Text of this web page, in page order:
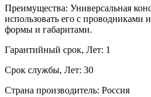
Преимущества: Универсальная
использовать его с проводниками
формы и габаритами.
Гарантийный срок, Лет: 1
Срок службы, Лет: 30
Страна производитель: Россия